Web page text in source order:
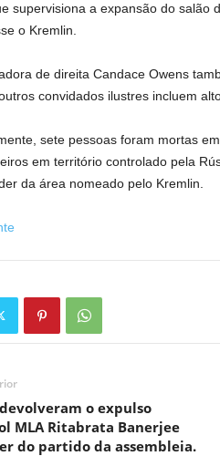
supervisiona a expansão do salão
o Kremlin.
de direita Candace Owens
convidados ilustres incluem
sete pessoas foram mortas
em território controlado pela
da área nomeado pelo Kremlin.
o expulso
MLA Ritabrata Banerjee
do partido da assembleia.